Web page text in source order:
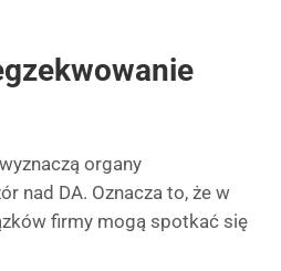
organy
nad DA. Oznacza to, że w
firmy mogą spotkać się